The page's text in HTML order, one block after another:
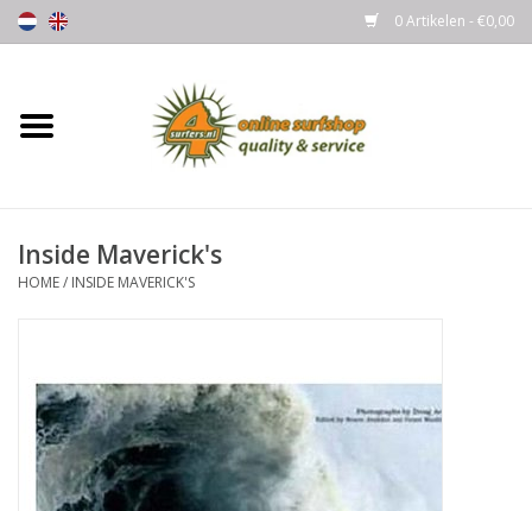
0 Artikelen - €0,00
Home
Wetsuits
Fins
Surfgear
Inside Maverick's
HOME/ INSIDE MAVERICK'S